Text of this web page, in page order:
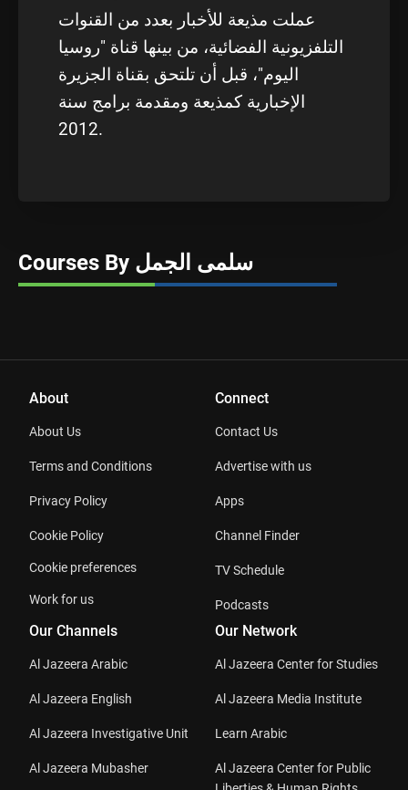
عملت مذيعة للأخبار بعدد من القنوات
التلفزيونية الفضائية، من بينها قناة "روسيا
اليوم"، قبل أن تلتحق بقناة الجزيرة
الإخبارية كمذيعة ومقدمة برامج سنة
2012.
Courses By سلمى الجمل
About
About Us
Terms and Conditions
Privacy Policy
Cookie Policy
Cookie preferences
Work for us
Connect
Contact Us
Advertise with us
Apps
Channel Finder
TV Schedule
Podcasts
Our Channels
Al Jazeera Arabic
Al Jazeera English
Al Jazeera Investigative Unit
Al Jazeera Mubasher
Our Network
Al Jazeera Center for Studies
Al Jazeera Media Institute
Learn Arabic
Al Jazeera Center for Public